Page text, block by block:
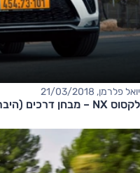
יואל פלרמן, 21/03/2018
לקסוס NX – מבחן דרכים (היברידי, NX 300h)